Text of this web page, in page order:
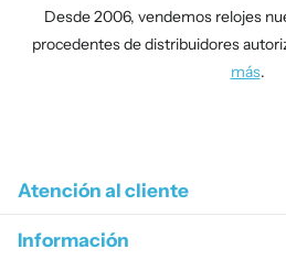
Desde 2006, vendemos relojes
procedentes de distribuidores
más.
Atención al cliente
Información